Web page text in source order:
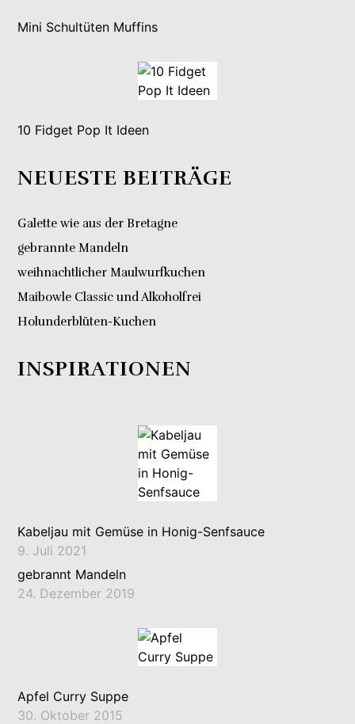
Mini Schultüten Muffins
10 Fidget Pop It Ideen
NEUESTE BEITRÄGE
Galette wie aus der Bretagne
gebrannte Mandeln
weihnachtlicher Maulwurfkuchen
Maibowle Classic und Alkoholfrei
Holunderblüten-Kuchen
INSPIRATIONEN
Kabeljau mit Gemüse in Honig-Senfsauce
9. Juli 2021
gebrannt Mandeln
24. Dezember 2019
Apfel Curry Suppe
30. Oktober 2015